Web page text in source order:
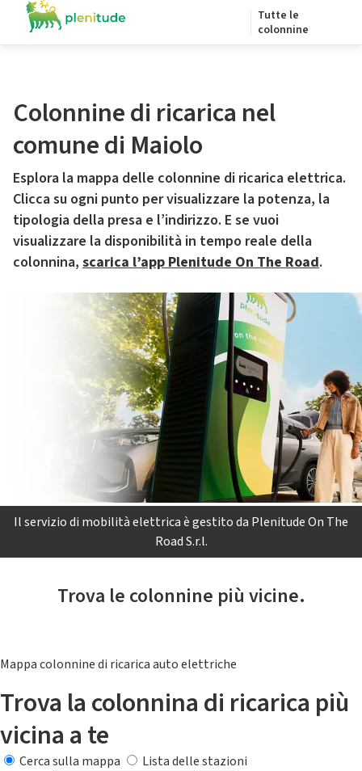
Tutte le
colonnine
Colonnine di ricarica nel
comune di Maiolo
Esplora la mappa delle colonnine di ricarica elettrica.
Clicca su ogni punto per visualizzare la potenza, la
tipologia della presa e l’indirizzo. E se vuoi
visualizzare la disponibilità in tempo reale della
colonnina, scarica l’app Plenitude On The Road.
Il servizio di mobilità elettrica è gestito da Plenitude On The
Road S.r.l.
Trova le colonnine più vicine.
Mappa colonnine di ricarica auto elettriche
Trova la colonnina di ricarica più
vicina a te
Cerca sulla mappa
Lista delle stazioni